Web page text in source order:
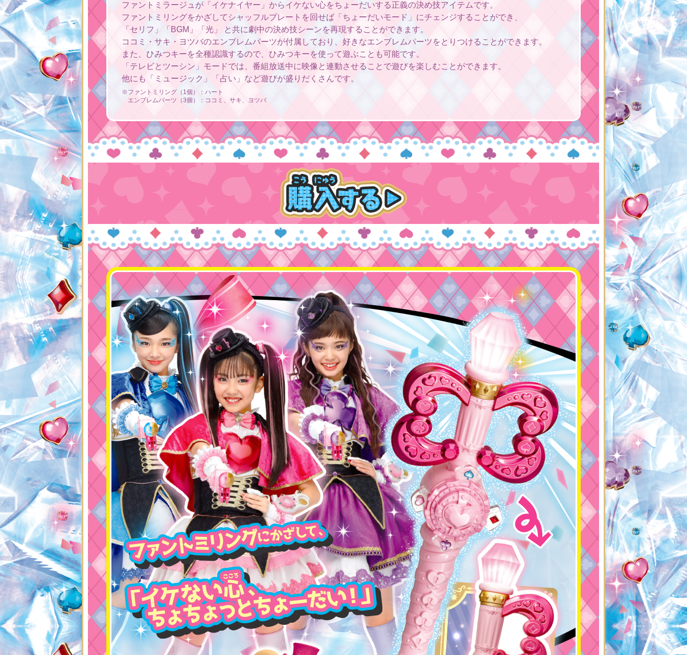
ファントミラージュが「イケナイヤー」からイケない心をちょーだいする正義の決め技アイテムです。
ファントミリングをかざしてシャッフルプレートを回せば「ちょーだいモード」にチェンジすることができ、
「セリフ」「BGM」「光」 と共に劇中の決め技シーンを再現することができます。
ココミ・サキ・ヨツバのエンブレムパーツが付属しており、好きなエンブレムパーツをとりつけることができます。
また、ひみつキーを全種認識するので、ひみつキーを使って遊ぶことも可能です。
「テレビとツーシン」モードでは、番組放送中に映像と連動させることで遊びを楽しむことができます。
他にも「ミュージック」「占い」など遊びが盛りだくさんです。
※ファントミリング（1個）：ハート
エンブレムパーツ（3個）：ココミ、サキ、ヨツバ